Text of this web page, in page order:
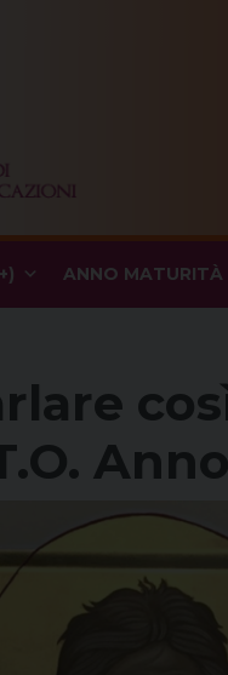
ANNO MATURITÀ